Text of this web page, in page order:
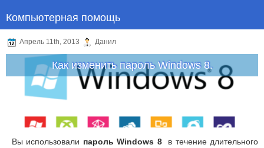
Компьютерная помощь
Апрель 11th, 2013 Данил
Как изменить пароль Windows 8.
Вы использовали пароль Windows 8в течение длительного